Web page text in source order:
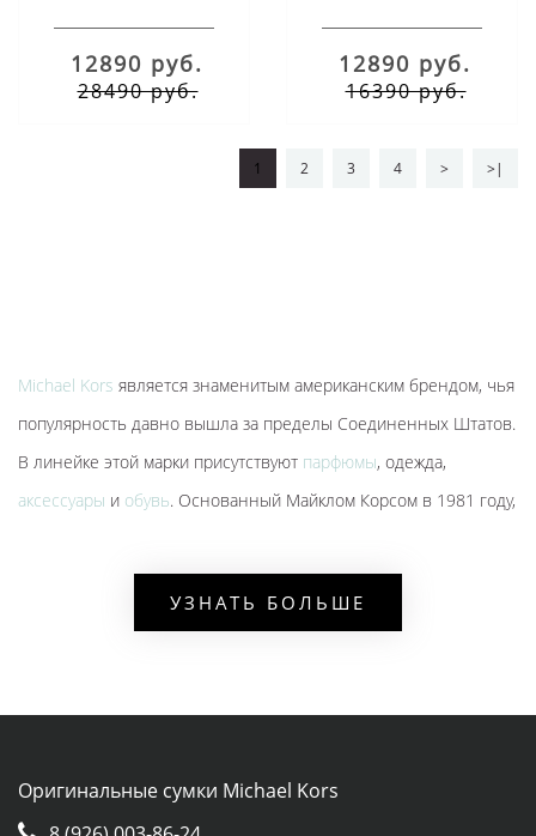
12890 руб.
28490 руб.
12890 руб.
16390 руб.
1 2 3 4 > >|
Michael Kors является знаменитым американским брендом, чья
популярность давно вышла за пределы Соединенных Штатов.
В линейке этой марки присутствуют парфюмы, одежда,
аксессуары и обувь. Основанный Майклом Корсом в 1981 году,
ОСОБЕННОСТИ
Металлические элементы выполняются из прочного
УЗНАТЬ БОЛЬШЕ
Оригинальные сумки Michael Kors